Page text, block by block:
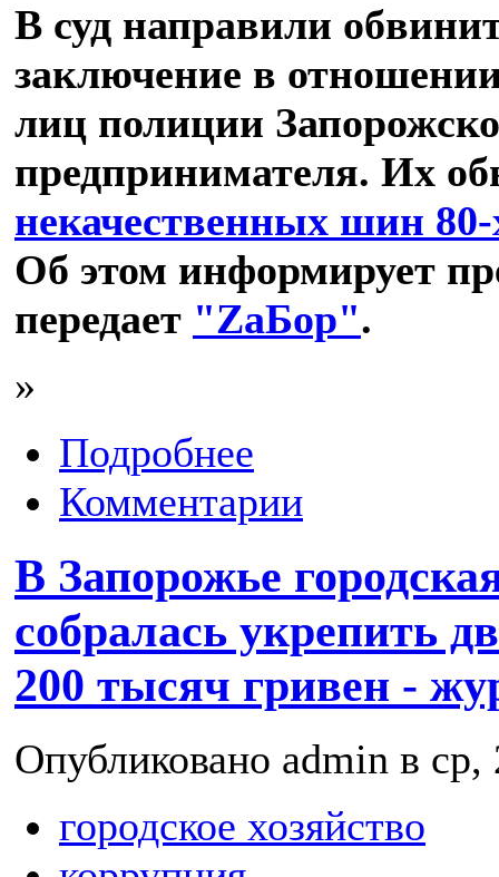
В суд направили
заключение в
лиц полиции
предпринимателя. Их
некачественных шин
Об этом информирует
передает "ZаБор".
»
Подробнее
Комментарии
В Запорожье
собралась укрепить
200 тысяч гривен -
Опубликовано admin в
городское хозяйство